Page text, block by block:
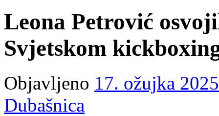
Leona Petrović
Svjetskom
Objavljeno 17. ožujka
Dubašnica